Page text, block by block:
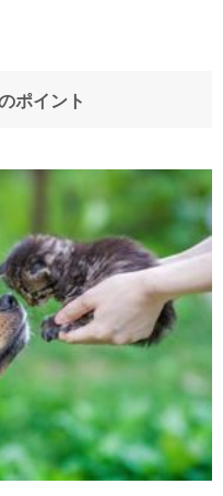
ポイント